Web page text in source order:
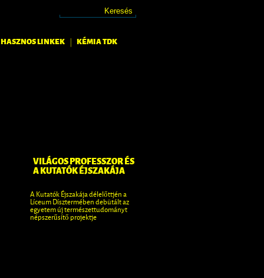
HASZNOS LINKEK | KÉMIA TDK
VILÁGOS PROFESSZOR ÉS
A KUTATÓK ÉJSZAKÁJA
A Kutatók Éjszakája délelőttjén a
Líceum Dísztermében debütált az
egyetem új természettudományt
népszerűsítő projektje